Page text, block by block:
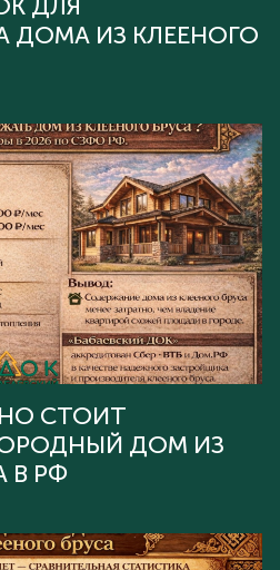
ДЛЯ
ДОМА ИЗ КЛЕЕНОГО
СТОИТ
ДОМ ИЗ
В РФ